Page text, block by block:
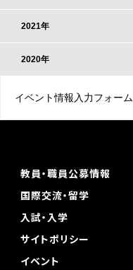
2021年
2020年
イベント情報入力フォーム
教員・職員公募情報
国際交流・留学
入試・入学
サイトポリシー
イベント